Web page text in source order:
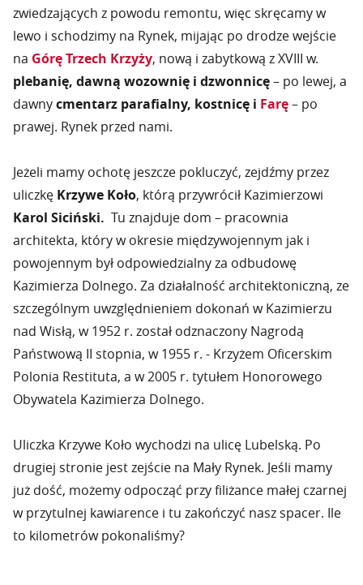
zwiedzających z powodu remontu, więc skręcamy w
lewo i schodzimy na Rynek, mijając po drodze wejście
na Górę Trzech Krzyży, nową i zabytkową z XVIII w.
plebanię, dawną wozownię i dzwonnicę– po lewej, a
dawnycmentarz parafialny, kostnicę i Farę– po
prawej. Rynek przed nami.
Jeżeli mamy ochotę jeszcze pokluczyć, zejdźmy przez
uliczkę Krzywe Koło, którą przywrócił Kazimierzowi
Karol Siciński. Tu znajduje dom – pracownia
architekta, który w okresie międzywojennym jak i
powojennym był odpowiedzialny za odbudowę
Kazimierza Dolnego. Za działalność architektoniczną, ze
szczególnym uwzględnieniem dokonań w Kazimierzu
nad Wisłą, w 1952 r. został odznaczony Nagrodą
Państwową II stopnia, w 1955 r. - Krzyżem Oficerskim
Polonia Restituta, a w 2005 r. tytułem Honorowego
Obywatela Kazimierza Dolnego.
Uliczka Krzywe Koło wychodzi na ulicę Lubelską. Po
drugiej stronie jest zejście na Mały Rynek. Jeśli mamy
już dość, możemy odpocząć przy filiżance małej czarnej
w przytulnej kawiarence i tu zakończyć nasz spacer. Ile
to kilometrów pokonaliśmy?